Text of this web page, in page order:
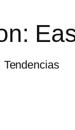
Tendencias